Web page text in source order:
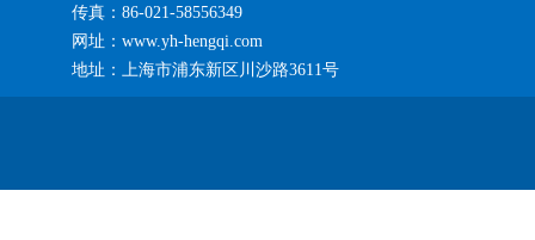
传真：86-021-58556349
网址：www.yh-hengqi.com
地址：上海市浦东新区川沙路3611号